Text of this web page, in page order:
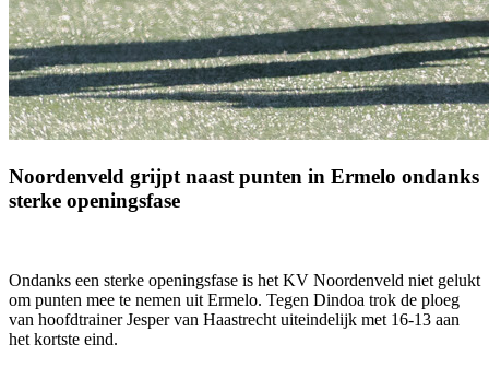
Noordenveld grijpt naast punten in Ermelo ondanks
sterke openingsfase
Ondanks een sterke openingsfase is het KV Noordenveld niet gelukt
om punten mee te nemen uit Ermelo. Tegen Dindoa trok de ploeg
van hoofdtrainer Jesper van Haastrecht uiteindelijk met 16-13 aan
het kortste eind.